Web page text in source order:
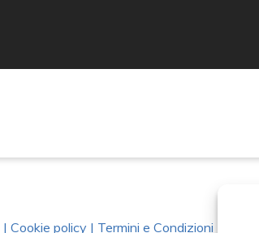
| Cookie policy | Termini e Condizioni